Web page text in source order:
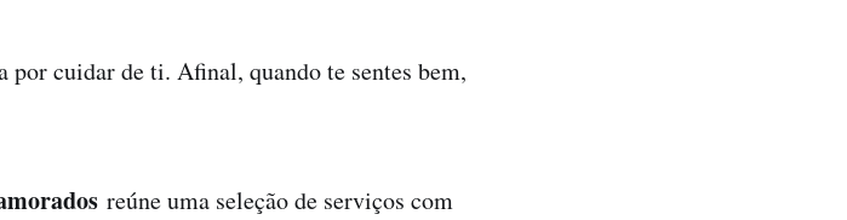
por cuidar de ti. Afinal, quando te sentes bem,
reúne uma seleção de serviços com